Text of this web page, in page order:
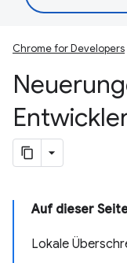
Chrome for Developers
Auf dieser
Lokale